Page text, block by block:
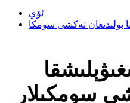
ئۆي
بولىدىغان تەكشى سومكا
سومكىلار